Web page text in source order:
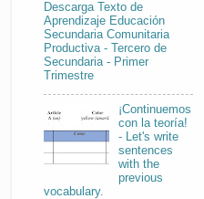
Descarga Texto de
Aprendizaje Educación
Secundaria Comunitaria
Productiva - Tercero de
Secundaria - Primer
Trimestre
¡Continuemos
con la teoría!
- Let's write
sentences
with the
previous
vocabulary.